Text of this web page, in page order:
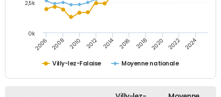
Villy-lez-Falaise Moyenne nationale
2006 2008 2010 2012 2014 2016 2018 2020 2022 2024
0k
2,5k